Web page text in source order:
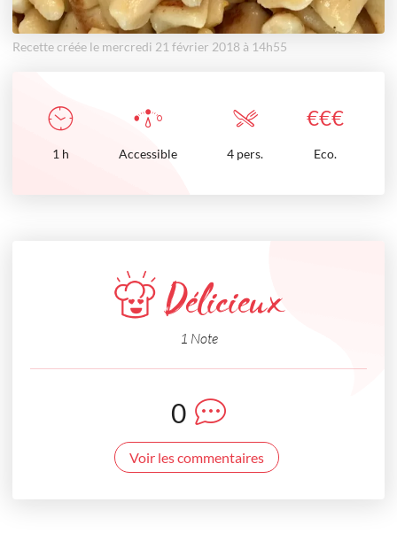
Recette créée le mercredi 21 février 2018 à 14h55
€€€
1 h Accessible 4 pers. Eco.
Délicieux
1 Note
0
Voir les commentaires